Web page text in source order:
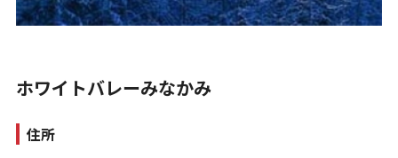
ホワイトバレーみなかみ
住所